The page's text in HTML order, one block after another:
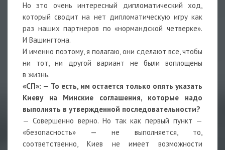
Но это очень интересный дипломатический ход,
который сводит на нет дипломатическую игру как
раз наших партнеров по «нормандской четверке».
И Вашингтона.
И именно поэтому, я полагаю, они сделают все, чтобы
ни тот, ни другой вариант не были воплощены
в жизнь.
«СП»: — То есть, им остается только опять указать
Киеву на Минские соглашения, которые надо
выполнять в утвержденной последовательности?
— Совершенно верно. Но так как первый пункт —
«безопасность» — не выполняется, то,
соответственно, Киев не имеет возможности